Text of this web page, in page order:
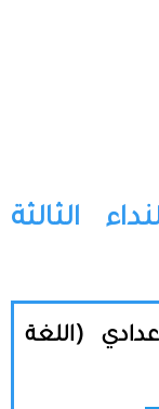
الثالثة
(اللغة